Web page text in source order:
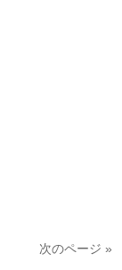
次のページ »